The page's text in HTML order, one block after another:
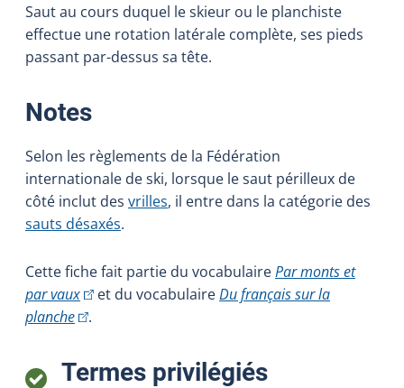
Saut au cours duquel le skieur ou le planchiste
effectue une rotation latérale complète, ses pieds
passant par-dessus sa tête.
Notes:
Selon les règlements de la Fédération
internationale de ski, lorsque le saut périlleux de
côté inclut des vrilles, il entre dans la catégorie des
sauts désaxés.
Cette fiche fait partie du vocabulairePar monts et
par vaux(Cet hyperlien externe s'ouvrira dans une nouvelle
et du vocabulaireDu français sur la
planche(Cet hyperlien externe s'ouvrira dans une nouvelle
.
Termes privilégiés: